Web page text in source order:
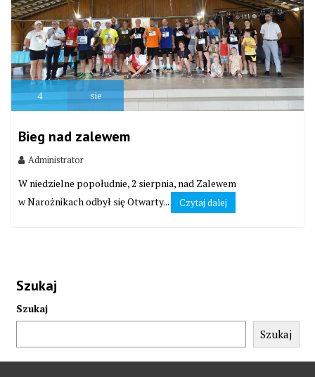
4 sie
Bieg nad zalewem
Administrator
W niedzielne popołudnie, 2 sierpnia, nad Zalewem
w Narożnikach odbył się Otwarty...
Czytaj dalej
Szukaj
Szukaj
Szukaj